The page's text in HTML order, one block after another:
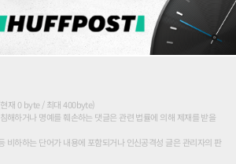
재 0 byte / 최대 400byte)
해하거나 명예를 훼손하는 댓글은 관련 법률에 의해 제재를 받을
비하하는 단어가 내용에 포함되거나 인신공격성 글은 관리자의 판